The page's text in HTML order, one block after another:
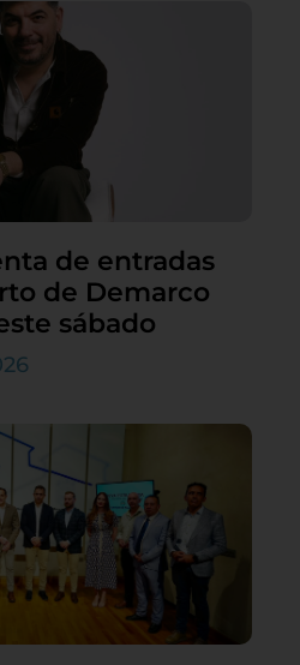
de entradas
de Demarco
sábado